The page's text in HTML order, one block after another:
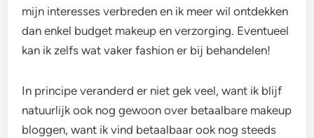
mijn interesses verbreden en ik meer wil ontdekken
dan enkel budget makeup en verzorging. Eventueel
kan ik zelfs wat vaker fashion er bij behandelen!
In principe veranderd er niet gek veel, want ik blijf
natuurlijk ook nog gewoon over betaalbare makeup
bloggen, want ik vind betaalbaar ook nog steeds